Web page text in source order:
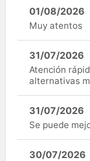
01/08/2026
Muy atentos
31/07/2026
Atención
alternativas
31/07/2026
Se puede
30/07/2026